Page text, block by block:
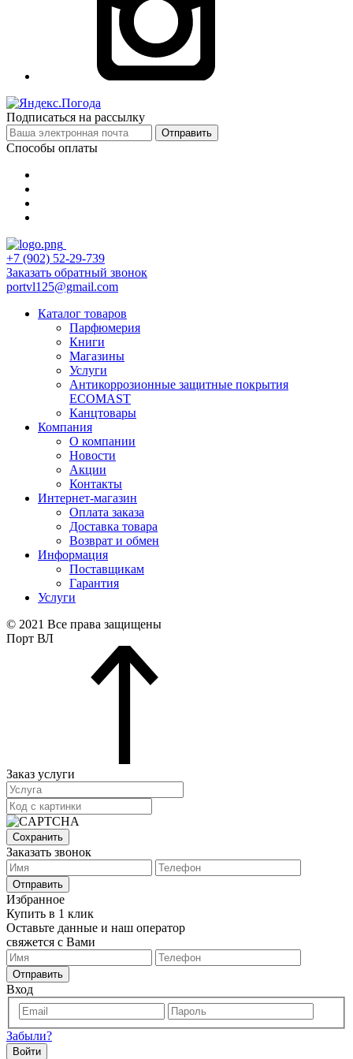
Подписаться на рассылку
Отправить
Способы оплаты
+7 (902) 52-29-739
Заказать обратный звонок
portvl125@gmail.com
Каталог товаров
Парфюмерия
Книги
Магазины
Услуги
Антикоррозионные защитные покрытия
ECOMAST
Канцтовары
Компания
О компании
Новости
Акции
Контакты
Интернет-магазин
Оплата заказа
Доставка товара
Возврат и обмен
Информация
Поставщикам
Гарантия
Услуги
© 2021 Все права защищены
Порт ВЛ
Заказ услуги
Сохранить
Заказать звонок
Отправить
Избранное
Купить в 1 клик
Оставьте данные и наш оператор
свяжется с Вами
Отправить
Вход
Забыли?
Войти